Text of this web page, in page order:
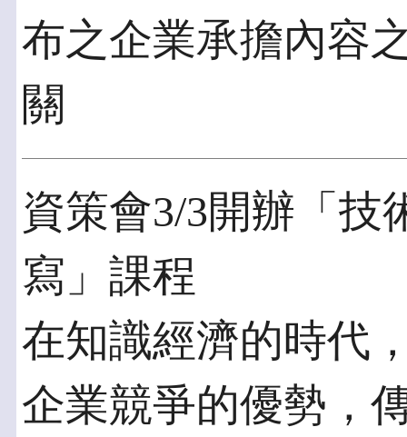
布之企業承擔內容
關
資策會3/3開辦「技
寫」課程
在知識經濟的時代
企業競爭的優勢，